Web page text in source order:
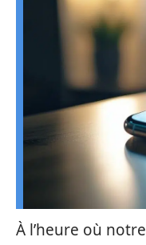
À l’heure où notre